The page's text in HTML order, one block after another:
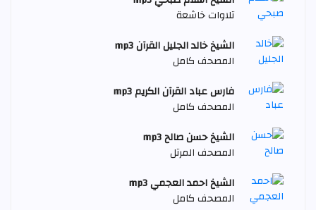
تلاوات خاشعة
الشيخ خالد الجليل القرآن mp3
المصحف كامل
فارس عباد القرآن الكريم mp3
المصحف كامل
الشيخ حسن صالح mp3
المصحف المرتل
الشيخ احمد العجمي mp3
المصحف كامل